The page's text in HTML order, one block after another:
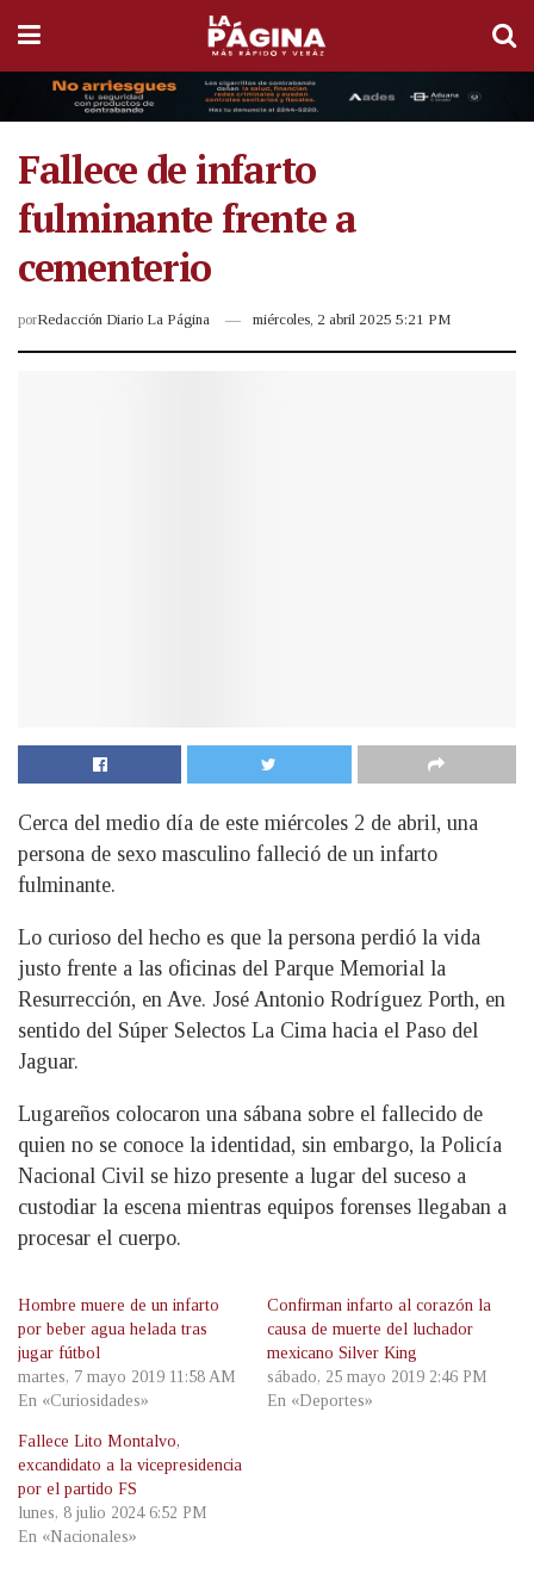
Fallece de infarto
fulminante frente a
cementerio
porRedacción Diario La Página miércoles, 2 abril 2025 5:21 PM
Cerca del medio día de este miércoles 2 de abril, una
persona de sexo masculino falleció de un infarto
fulminante.
Lo curioso del hecho es que la persona perdió la vida
justo frente a las oficinas del Parque Memorial la
Resurrección, en Ave. José Antonio Rodríguez Porth, en
sentido del Súper Selectos La Cima hacia el Paso del
Jaguar.
Lugareños colocaron una sábana sobre el fallecido de
quien no se conoce la identidad, sin embargo, la Policía
Nacional Civil se hizo presente a lugar del suceso a
custodiar la escena mientras equipos forenses llegaban a
procesar el cuerpo.
Hombre muere de un infarto
por beber agua helada tras
jugar fútbol
martes, 7 mayo 2019 11:58 AM
En «Curiosidades»
Confirman infarto al corazón la
causa de muerte del luchador
mexicano Silver King
sábado, 25 mayo 2019 2:46 PM
En «Deportes»
Fallece Lito Montalvo,
excandidato a la vicepresidencia
por el partido FS
lunes, 8 julio 2024 6:52 PM
En «Nacionales»